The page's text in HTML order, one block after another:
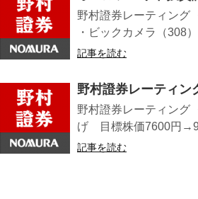
野村證券レーティン
・ビックカメラ（
記事を読む
野村證券レーティン
野村證券レーティング
げ 目標株価7600円
記事を読む